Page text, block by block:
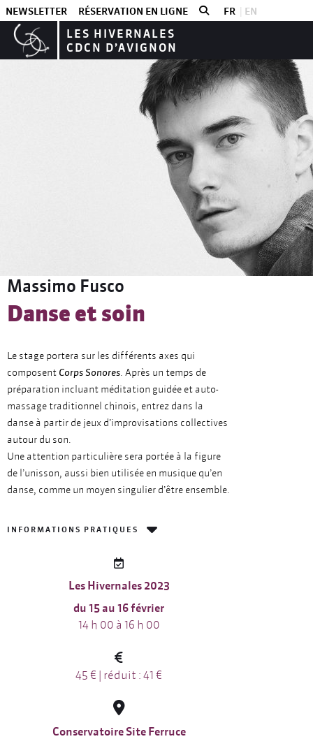
NEWSLETTER RÉSERVATION EN LIGNE FR EN
LES HIVERNALES
CDCN D’AVIGNON
Massimo Fusco
Danse et soin
Le stage portera sur les différents axes qui
composent Corps Sonores. Après un temps de
préparation incluant méditation guidée et auto-
massage traditionnel chinois, entrez dans la
danse à partir de jeux d’improvisations collectives
autour du son.
Une attention particulière sera portée à la figure
de l’unisson, aussi bien utilisée en musique qu’en
danse, comme un moyen singulier d’être ensemble.
INFORMATIONS PRATIQUES
Les Hivernales 2023
du 15 au 16 février
14 h 00 à 16 h 00
45 € | réduit : 41 €
Conservatoire Site Ferruce